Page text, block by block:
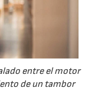
entre el motor
de un tambor